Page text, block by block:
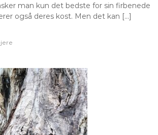
man kun det bedste for sin firbenede
også deres kost. Men det kan […]